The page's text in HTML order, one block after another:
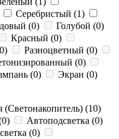
Серебристый (1)
(0)
Голубой (0)
Красный (0)
Разноцветный (0)
(0)
(0) Экран (0)
(10)
Автоподсветка (0)
(0)